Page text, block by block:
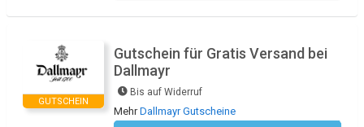
GUTSCHEIN
Gutschein für Gratis Versand bei
Dallmayr
Bis auf Widerruf
MehrDallmayr Gutscheine